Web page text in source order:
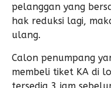
pelanggan yang
hak reduksi lagi,
ulang.
Calon penumpang
membeli tiket KA di